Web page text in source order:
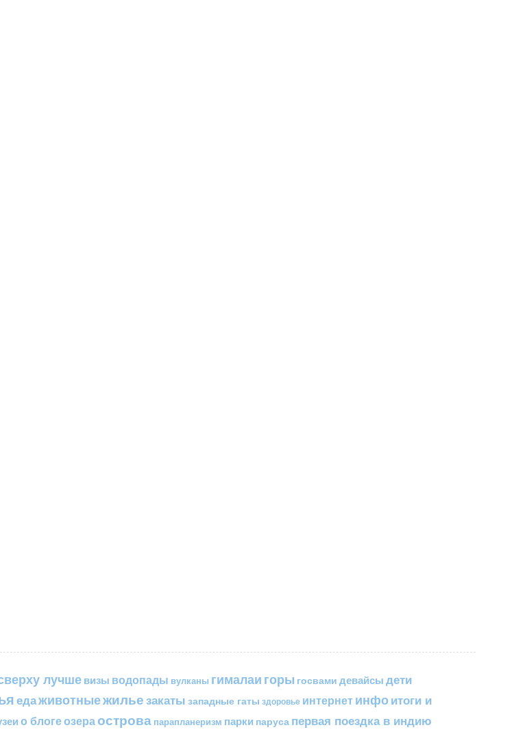
лучше визы водопады вулканы гималаи горы госвами девайсы дети
едаживотныежильезакаты западные гаты здоровье интернетинфоитоги и
о блогеозераострова парапланеризм парки паруса первая поездка в индию